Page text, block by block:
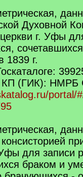
Духовной
г. Уфы
1839 г.
КП (ГИК): НМРБ
portal/
для записи
браком и